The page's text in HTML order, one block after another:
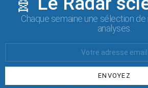
Chaque semaine une sélection
analyses.
: